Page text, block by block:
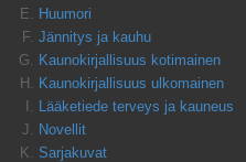
Huumori
Jännitys ja kauhu
Kaunokirjallisuus kotimainen
Kaunokirjallisuus ulkomainen
Lääketiede terveys ja kauneus
Novellit
Sarjakuvat